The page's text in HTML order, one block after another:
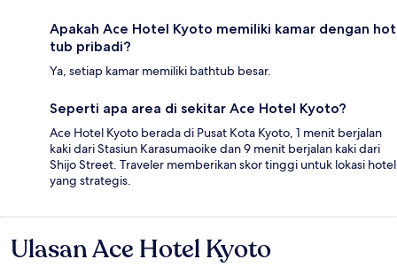
Apakah Ace Hotel Kyoto memiliki kamar dengan hot
tub pribadi?
Ya, setiap kamar memiliki bathtub besar.
Seperti apa area di sekitar Ace Hotel Kyoto?
Ace Hotel Kyoto berada di Pusat Kota Kyoto, 1 menit berjalan
kaki dari Stasiun Karasumaoike dan 9 menit berjalan kaki dari
Shijo Street. Traveler memberikan skor tinggi untuk lokasi hotel
yang strategis.
Ulasan
Ulasan Ace Hotel Kyoto